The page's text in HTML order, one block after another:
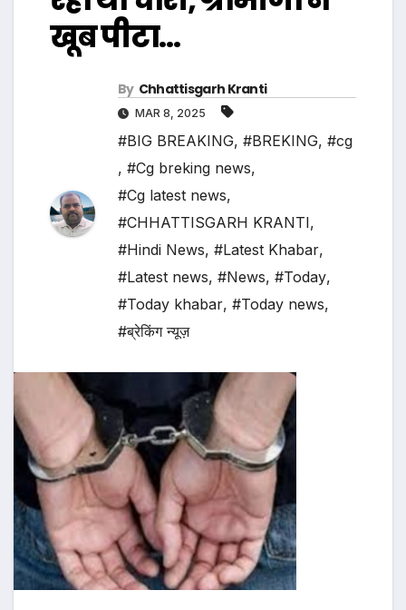
खूब पीटा…
By Chhattisgarh Kranti
MAR 8, 2025
#BIG BREAKING, #BREKING, #cg
, #Cg breking news,
#Cg latest news,
#CHHATTISGARH KRANTI,
#Hindi News, #Latest Khabar,
#Latest news, #News, #Today,
#Today khabar, #Today news,
#ब्रेकिंग न्यूज़